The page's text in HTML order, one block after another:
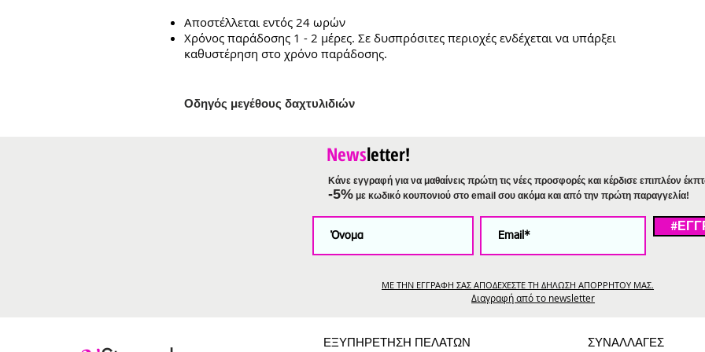
Αποστέλλεται εντός 24 ωρών
Χρόνος παράδοσης 1 - 2 μέρες. Σε δυσπρόσιτες περιοχές ενδέχεται να υπάρξει
καθυστέρηση στο χρόνο παράδοσης.
Οδηγός μεγέθους δαχτυλιδιών
Newsletter!
Κάνε εγγραφή για να μαθαίνεις πρώτη τις νέες προσφορές και κέρδισε επιπλέον
-5% με κωδικό κουπονιού στο email σου ακόμα και από την πρώτη παραγγελία!
ΜΕ ΤΗΝ ΕΓΓΡΑΦΗ ΣΑΣ ΑΠΟΔΕΧΕΣΤΕ ΤΗ ΔΗΛΩΣΗ ΑΠΟΡΡΗΤΟΥ ΜΑΣ.
Διαγραφή από το newsletter
ΕΞΥΠΗΡΕΤΗΣΗ ΠΕΛΑΤΩΝ ΣΥΝΑΛΛΑΓΕΣ